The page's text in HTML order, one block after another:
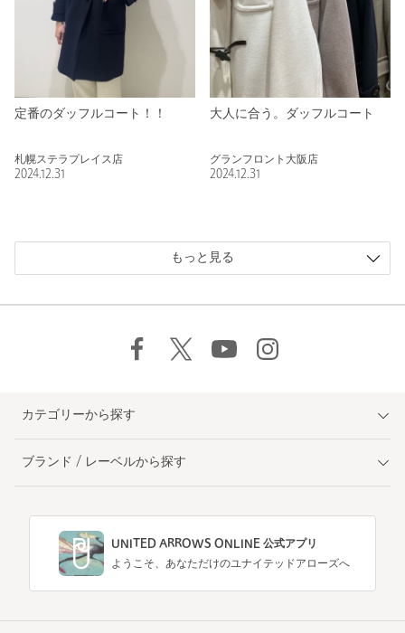
定番のダッフルコート！！
札幌ステラプレイス店
2024.12.31
大人に合う。ダッフルコート
グランフロント大阪店
2024.12.31
もっと見る
カテゴリーから探す
ブランド / レーベルから探す
UNITED ARROWS ONLINE 公式アプリ
ようこそ、あなただけのユナイテッドアローズへ